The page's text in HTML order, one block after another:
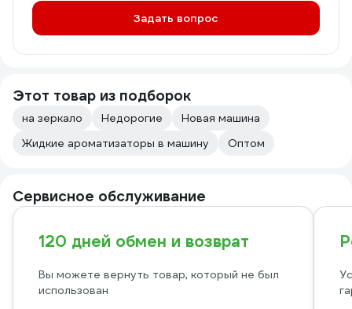
Задать вопрос
Этот товар из подборок
на зеркало Недорогие
Новая машина
Жидкие ароматизаторы в машину
Оптом
Сервисное обслуживание
120 дней обмен и возврат
Вы можете вернуть товар, который не был
использован